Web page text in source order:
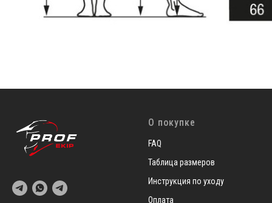
О покупке
FAQ
Таблица размеров
Инструкция по уходу
Оплата